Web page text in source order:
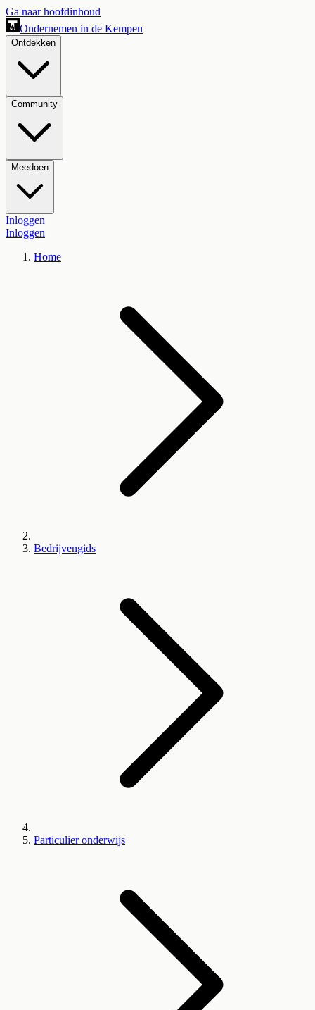
Ga naar hoofdinhoud
Ondernemen in de Kempen
Ontdekken
Community
Meedoen
Inloggen
Inloggen
Home
Bedrijvengids
Particulier onderwijs